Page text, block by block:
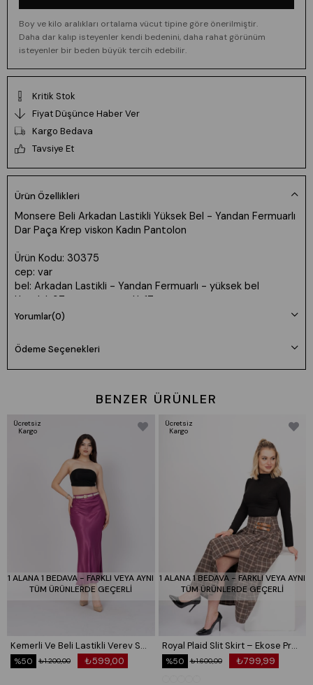
Boy ve kilo aralıkları ortalama vücut tipine göre önerilmiştir.
Daha dar kalıp isteyenler kendi bedenini, daha rahat görünüm
isteyenler bir beden büyük tercih edebilir.
Kritik Stok
Fiyat Düşünce Haber Ver
Kargo Bedava
Tavsiye Et
Ürün Özellikleri
Monsere Beli Arkadan Lastikli Yüksek Bel - Yandan Fermuarlı
Dar Paça Krep viskon Kadın Pantolon
Ürün Kodu: 30375
cep: var
bel: Arkadan Lastikli - Yandan Fermuarlı - yüksek bel
Uzunluk:97cm paça genişlik 17 cm
Kumaş: Krep viskon - az esnek likralı
💕Model Bilgileri:
Boy: 165cm Kilo:55 Göğüs: 85cm Bel: 65cm Basen: 94cm
Ürünlerimiz tam kalıptır kendi bedeninizi tercih edebilirsiniz
🌸Beden seçimi vücut tipine göre değişiklik gösterebilir.
Daha rahat kalıp isteyenler bir beden büyük tercih edebilir.
Ürün Beden Ölçü Bilgileri:
36/S Beden Göğüs: 83/90 Bel:67/74 Basen:91/98
38/M Beden Göğüs: 90/97 Bel:74/81 Basen:98/105
40/L Beden Göğüs: 97/104 Bel:81/88 Basen:105/112
42/XL Beden Göğüs: 104/114 Bel:88/98 Basen:112/120
44/XXL Beden Göğüs: 114/124 Bel:98/108 Basen:120/128
Yorumlar(0)
Ödeme Seçenekleri
BENZER ÜRÜNLER
1 ALANA 1 BEDAVA - FARKLI VEYA AYNI
TÜM ÜRÜNLERDE GEÇERLİ
Kemerli Ve Beli Lastikli Verev Saten Etek 6791
₺599,00
₺1.200,00
%50
Ücretsiz
Kargo
1 ALANA 1 BEDAVA - FARKLI VEYA AYNI
TÜM ÜRÜNLERDE GEÇERLİ
Royal Plaid Slit Skirt – Ekose Premium Maxi Etek 6831
₺799,99
₺1.600,00
%50
Ücretsiz
Kargo